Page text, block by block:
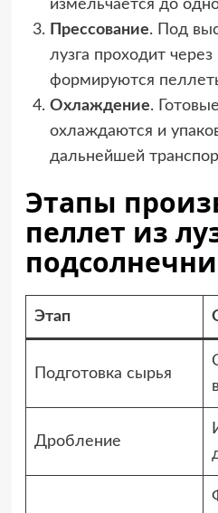
измельчается до
Прессование. Под
лузга проходит
формируются
Охлаждение.
охлаждаются и
дальнейшей
Этапы
пеллет из
Этап
Подготовка сырья
Дробление